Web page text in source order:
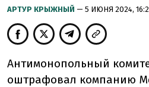
АРТУР КРЫЖНЫЙ — 5 ИЮНЯ 2024,
Антимонопольный
оштрафовал компанию